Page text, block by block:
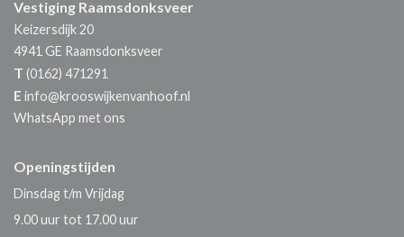
Vestiging Raamsdonksveer
Keizersdijk 20
4941 GE Raamsdonksveer
T (0162) 471291
E info@krooswijkenvanhoof.nl
WhatsApp met ons
Openingstijden
Dinsdag t/m Vrijdag
9.00 uur tot 17.00 uur